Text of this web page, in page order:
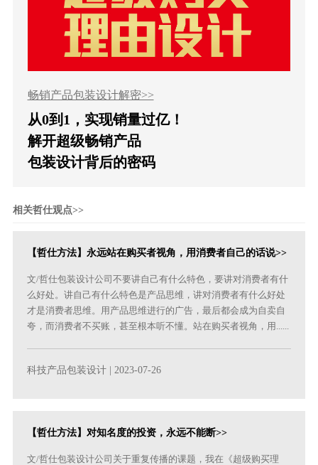
畅销产品包装设计解密>>
从0到1，实现销量过亿！
解开超级畅销产品
包装设计背后的密码
相关哲仕观点>>
【哲仕方法】永远站在购买者视角，用消费者自己的话说>>
文/哲仕包装设计公司不要讲自己有什么特色，要讲对消费者有什
么好处。讲自己有什么特色是产品思维，讲对消费者有什么好处
才是消费者思维。用产品思维进行的广告，最后都会成为自卖自
夸，而消费者不买账，甚至根本听不懂。站在购买者视角，用......
科技产品包装设计 | 2023-07-26
【哲仕方法】对知名度的投资，永远不能断>>
文/哲仕包装设计公司关于重复传播的课题，我在《超级购买理